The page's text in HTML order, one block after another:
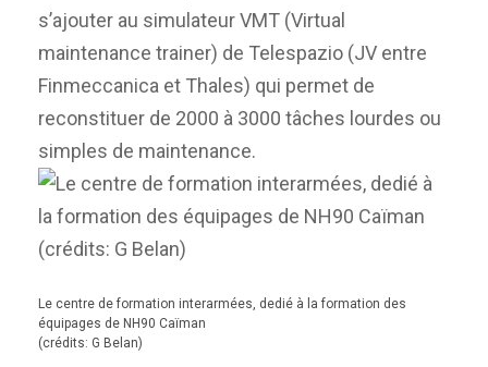
s’ajouter au simulateur VMT (Virtual
maintenance trainer) de Telespazio (JV entre
Finmeccanica et Thales) qui permet de
reconstituer de 2000 à 3000 tâches lourdes ou
simples de maintenance.
Le centre de formation interarmées, dedié à la formation des
équipages de NH90 Caïman
(crédits: G Belan)